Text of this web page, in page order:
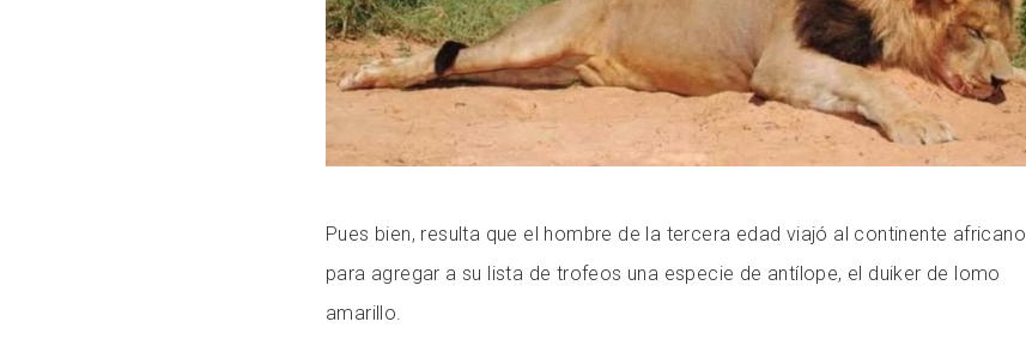
Pues bien, resulta que el hombre de la tercera edad viajó al continente africano
para agregar a su lista de trofeos una especie de antílope, el duiker de lomo
amarillo.